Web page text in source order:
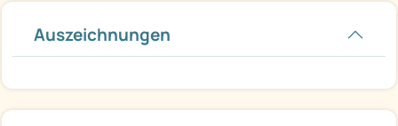
Auszeichnungen